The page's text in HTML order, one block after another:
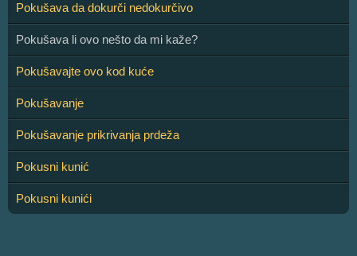
Pokušava da dokurči nedokurčivo
Pokušava li ovo nešto da mi kaže?
Pokušavajte ovo kod kuće
Pokušavanje
Pokušavanje prikrivanja prdeža
Pokusni kunić
Pokusni kunići